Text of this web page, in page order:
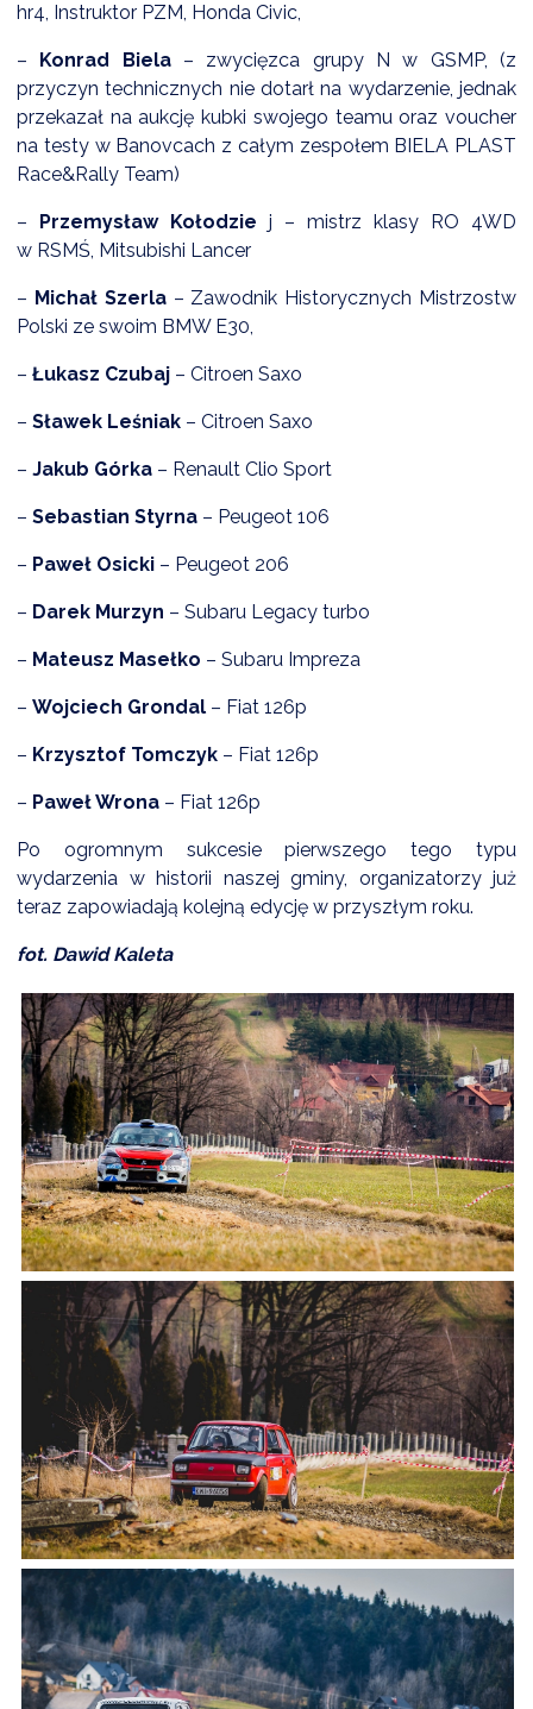
hr4, Instruktor PZM, Honda Civic,
– Konrad Biela– zwycięzca grupy N w GSMP, (z
przyczyn technicznych nie dotarł na wydarzenie, jednak
przekazał na aukcję kubki swojego teamu oraz voucher
na testy w Banovcach z całym zespołem BIELA PLAST
Race&Rally Team)
– Przemysław Kołodzie j – mistrz klasy RO 4WD
w RSMŚ, Mitsubishi Lancer
– Michał Szerla– Zawodnik Historycznych Mistrzostw
Polski ze swoim BMW E30,
– Łukasz Czubaj – Citroen Saxo
– Sławek Leśniak – Citroen Saxo
– Jakub Górka – Renault Clio Sport
– Sebastian Styrna – Peugeot 106
– Paweł Osicki – Peugeot 206
– Darek Murzyn – Subaru Legacy turbo
– Mateusz Masełko – Subaru Impreza
– Wojciech Grondal – Fiat 126p
– Krzysztof Tomczyk – Fiat 126p
– Paweł Wrona – Fiat 126p
Po ogromnym sukcesie pierwszego tego typu
wydarzenia w historii naszej gminy, organizatorzy już
teraz zapowiadają kolejną edycję w przyszłym roku.
fot. Dawid Kaleta